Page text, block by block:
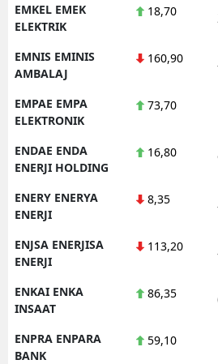
EMKEL EMEK
ELEKTRIK
18,70
EMNIS EMINIS
AMBALAJ
160,90
EMPAE EMPA
ELEKTRONIK
73,70
ENDAE ENDA
ENERJI HOLDING
16,80
ENERY ENERYA
ENERJI
8,35
ENJSA ENERJISA
ENERJI
113,20
ENKAI ENKA
INSAAT
86,35
ENPRA ENPARA
BANK
59,10